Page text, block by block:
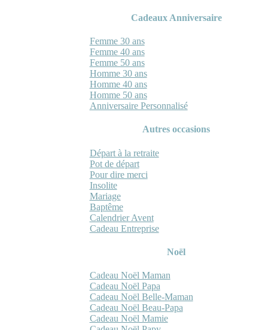
Cadeaux Anniversaire
Femme 30 ans
Femme 40 ans
Femme 50 ans
Homme 30 ans
Homme 40 ans
Homme 50 ans
Anniversaire Personnalisé
Autres occasions
Départ à la retraite
Pot de départ
Pour dire merci
Insolite
Mariage
Baptême
Calendrier Avent
Cadeau Entreprise
Noël
Cadeau Noël Maman
Cadeau Noël Papa
Cadeau Noël Belle-Maman
Cadeau Noël Beau-Papa
Cadeau Noël Mamie